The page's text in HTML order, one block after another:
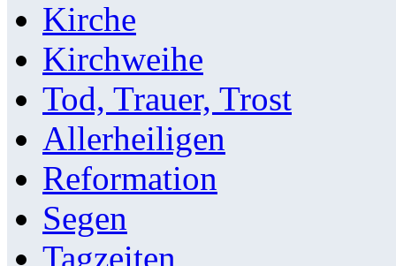
Kirche
Kirchweihe
Tod, Trauer, Trost
Allerheiligen
Reformation
Segen
Tagzeiten